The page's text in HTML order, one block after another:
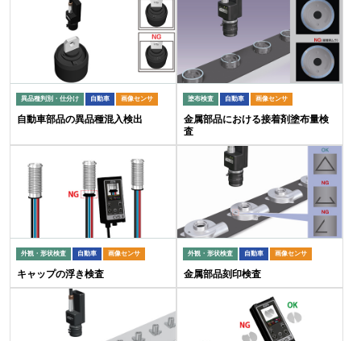
異品種判別・仕分け 自動車 画像センサ
自動車部品の異品種混入検出
塗布検査 自動車 画像センサ
金属部品における接着剤塗布量検
査
外観・形状検査 自動車 画像センサ
キャップの浮き検査
外観・形状検査 自動車 画像センサ
金属部品刻印検査